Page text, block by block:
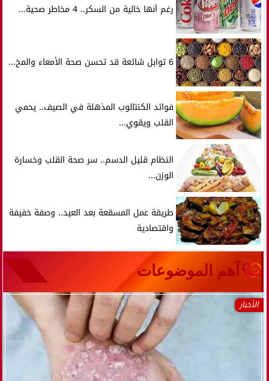
رغم أنها خالية من السكر.. 4 مخاطر صحية...
6 توابل شائعة قد تحسن صحة الأمعاء والمخ...
فوائد الكنتالوب المذهلة في الصيف.. يحمي
القلب ويقوي...
النظام قليل الدسم.. سر صحة القلب وخسارة
الوزن...
طريقة عمل المسقعة بعد العيد.. وصفة خفيفة
واقتصادية
آهم الموضوعات
الأخبار